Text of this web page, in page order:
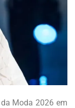
Moda 2026 em